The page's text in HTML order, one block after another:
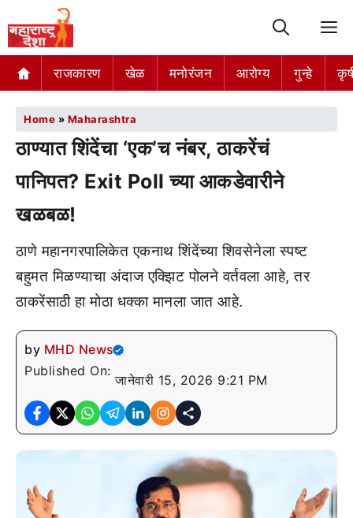
राजकारण खेळ मनोरंजन आरोग्य गुन्हे
Home » Maharashtra
ठाण्यात शिंदेंचा ‘एक’च नंबर, ठाकरेंचं
पानिपत? Exit Poll च्या आकडेवारीने
खळबळ!
ठाणे महानगरपालिकेत एकनाथ शिंदेंच्या शिवसेनेला स्पष्ट
बहुमत मिळण्याचा अंदाज एक्झिट पोलने वर्तवला आहे, तर
ठाकरेंसाठी हा मोठा धक्का मानला जात आहे.
by MHD News
Published On:
जानेवारी 15, 2026 9:21 PM